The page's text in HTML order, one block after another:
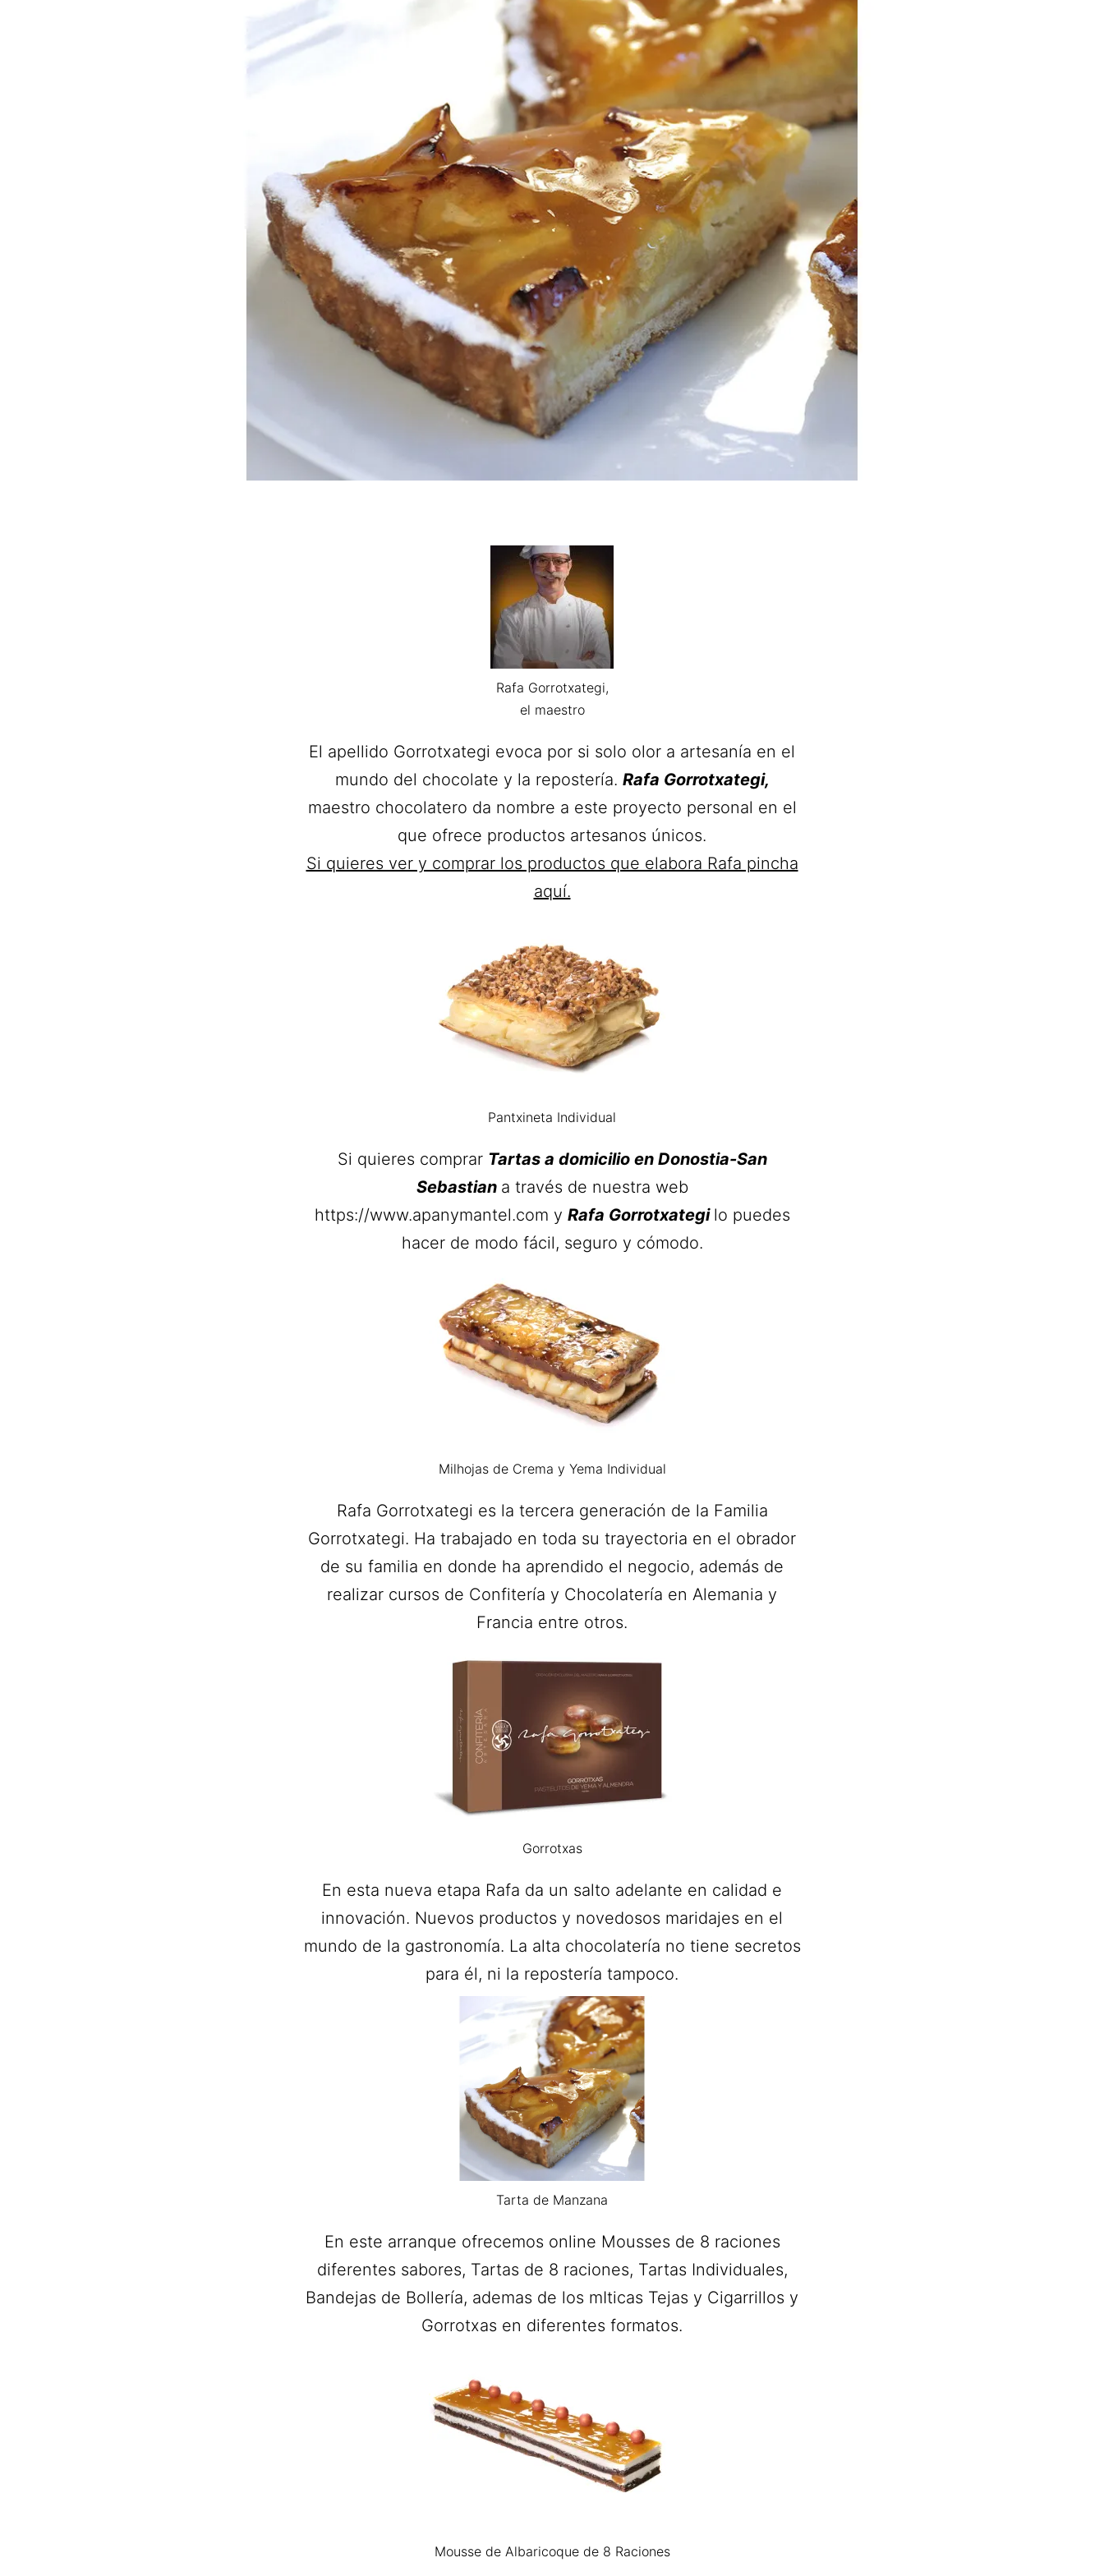
Rafa Gorrotxategi,
el maestro
El apellido Gorrotxategi evoca por si solo olor a artesanía en el
mundo del chocolate y la repostería. Rafa Gorrotxategi,
maestro chocolatero da nombre a este proyecto personal en el
que ofrece productos artesanos únicos.
Si quieres ver y comprar los productos que elabora Rafa pincha
aquí.
Pantxineta Individual
Si quieres comprar Tartas a domicilio en Donostia-San
Sebastian a través de nuestra web
https://www.apanymantel.com y Rafa Gorrotxategi lo puedes
hacer de modo fácil, seguro y cómodo.
Milhojas de Crema y Yema Individual
Rafa Gorrotxategi es la tercera generación de la Familia
Gorrotxategi. Ha trabajado en toda su trayectoria en el obrador
de su familia en donde ha aprendido el negocio, además de
realizar cursos de Confitería y Chocolatería en Alemania y
Francia entre otros.
Gorrotxas
En esta nueva etapa Rafa da un salto adelante en calidad e
innovación. Nuevos productos y novedosos maridajes en el
mundo de la gastronomía. La alta chocolatería no tiene secretos
para él, ni la repostería tampoco.
Tarta de Manzana
En este arranque ofrecemos online Mousses de 8 raciones
diferentes sabores, Tartas de 8 raciones, Tartas Individuales,
Bandejas de Bollería, ademas de los mIticas Tejas y Cigarrillos y
Gorrotxas en diferentes formatos.
Mousse de Albaricoque de 8 Raciones